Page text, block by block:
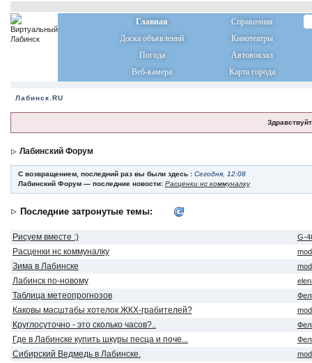
Главная
Справочная
Доска объявлений
Кинотеатры
Погода
Автовокзал
Веб-камера
Карта города
Лабинск.RU
Лабинский Форум
С возвращением, последний раз вы были здесь : Сегодня, 12:08
Лабинский Форум — последние новости: Расценки нс коммуналку
Последние затронутые темы:
Рисуем вместе :) G-
Расценки нс коммуналку
Зима в Лабинске
Лабинск по-новому
Таблица метеопрогнозов
Каковы масштабы хотелок ЖКХ-грабителей?
Круглосуточно - это сколько часов?..
Где в Лабинске купить шкуры песца и поче...
Сибирский Ведмедь в Лабинске.